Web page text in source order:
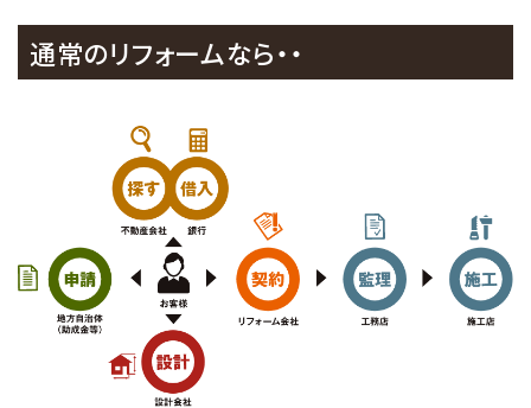
通常のリフォームなら・・